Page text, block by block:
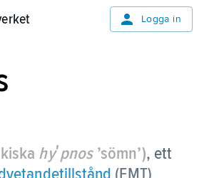
Logga in
hyʹpnos’sömn’), ett